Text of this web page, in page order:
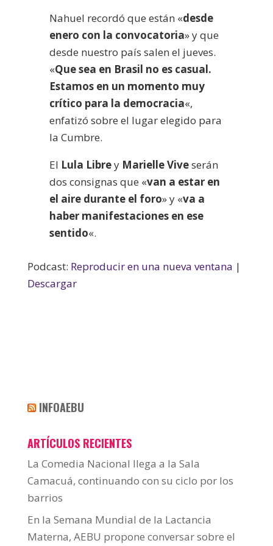
Nahuel recordó que están «desde
enero con la convocatoria» y que
desde nuestro país salen el jueves.
«Que sea en Brasil no es casual.
Estamos en un momento muy
crítico para la democracia«,
enfatizó sobre el lugar elegido para
la Cumbre.
El Lula Librey Marielle Viveserán
dos consignas que «van a estar en
el aire durante el foro» y «va a
haber manifestaciones en ese
sentido«.
Podcast: Reproducir en una nueva ventana |
Descargar
INFOAEBU
ARTÍCULOS RECIENTES
La Comedia Nacional llega a la Sala
Camacuá, continuando con su ciclo por los
barrios
En la Semana Mundial de la Lactancia
Materna, AEBU propone conversar sobre el